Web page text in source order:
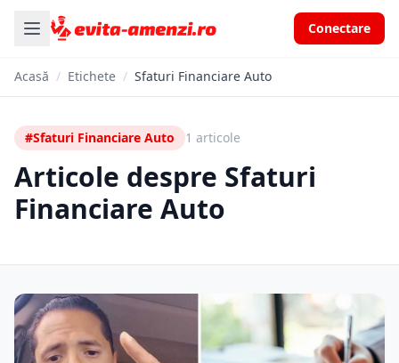
Conectare
Acasă / Etichete / Sfaturi Financiare Auto
#Sfaturi Financiare Auto 1 articole
Articole despre Sfaturi
Financiare Auto